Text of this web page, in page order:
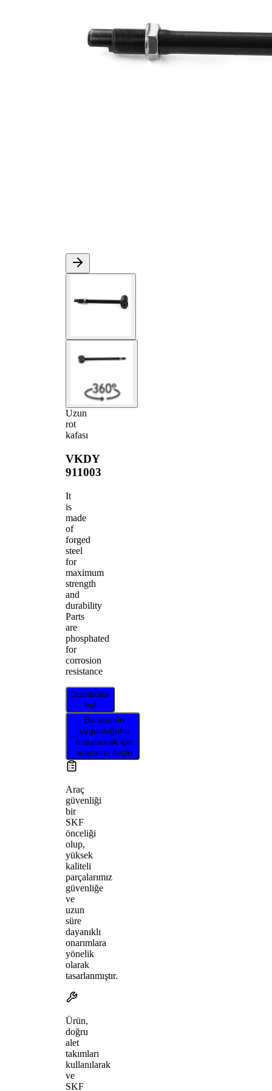
Uzun
rot
kafası
VKDY
911003
It
is
made
of
forged
steel
for
maximum
strength
and
durability
Parts
are
phosphated
for
corrosion
resistance
Distribütör
bul
Bu ürünün
uygunluğunu
onaylamak için
aracınızı seçin
Araç
güvenliği
bir
SKF
önceliği
olup,
yüksek
kaliteli
parçalarımız
güvenliğe
ve
uzun
süre
dayanıklı
onarımlara
yönelik
olarak
tasarlanmıştır.
Ürün,
doğru
alet
takımları
kullanılarak
ve
SKF